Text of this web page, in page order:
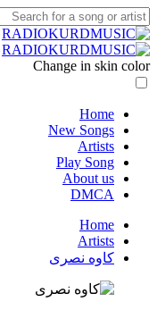
Change in skin color
Home
New Songs
Artists
Play Song
About us
DMCA
Home
Artists
کاوه نصری